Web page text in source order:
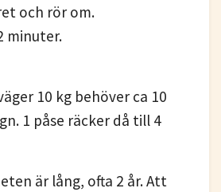
och rör om.
minuter.
10 kg behöver ca 10
1 påse räcker då till 4
är lång, ofta 2 år. Att